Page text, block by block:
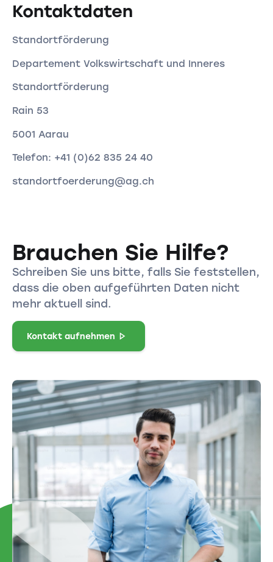
Kontaktdaten
Standortförderung
Departement Volkswirtschaft und Inneres
Standortförderung
Rain 53
5001 Aarau
Telefon: +41 (0)62 835 24 40
standortfoerderung@ag.ch
Brauchen Sie Hilfe?
Schreiben Sie uns bitte, falls Sie feststellen,
dass die oben aufgeführten Daten nicht
mehr aktuell sind.
Kontakt aufnehmen